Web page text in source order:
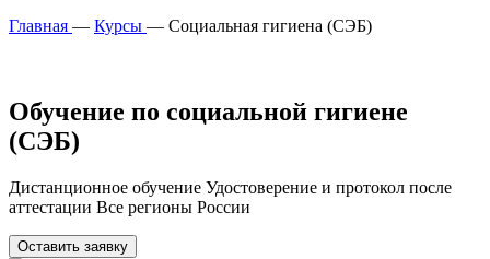
Главная — Курсы — Социальная гигиена (СЭБ)
Обучение по социальной гигиене
(СЭБ)
Дистанционное обучение Удостоверение и протокол после
аттестации Все регионы России
Оставить заявку